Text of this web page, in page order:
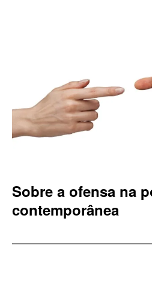
Sobre a ofensa na
contemporânea